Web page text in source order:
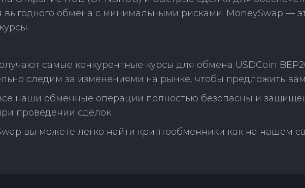
выгодного обмена с минимальными рисками. MoneySwap —
самые конкурентные курсы для обмена USDCoin
следим за изменениями на рынке, чтобы предложить
наши обменные операции полностью безопасны и
проведении сделок.
вы можете легко найти криптообменники как на нашем